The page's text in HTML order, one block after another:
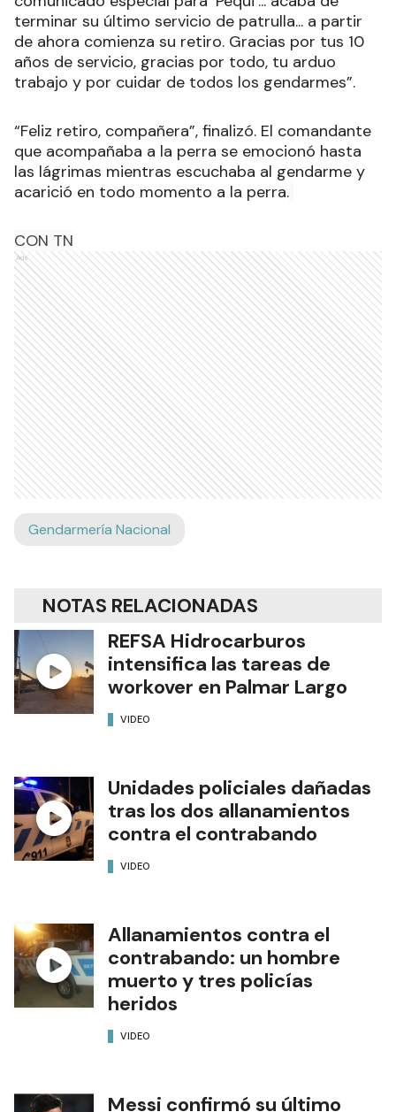
terminar su último servicio de patrulla... a partir
de ahora comienza su retiro. Gracias por tus 10
años de servicio, gracias por todo, tu arduo
trabajo y por cuidar de todos los gendarmes”.
“Feliz retiro, compañera”, finalizó. El comandante
que acompañaba a la perra se emocionó hasta
las lágrimas mientras escuchaba al gendarme y
acarició en todo momento a la perra.
CON TN
Ads
Gendarmería Nacional
NOTAS RELACIONADAS
REFSA Hidrocarburos
intensifica las tareas de
workover en Palmar Largo
VIDEO
Unidades policiales dañadas
tras los dos allanamientos
contra el contrabando
VIDEO
Allanamientos contra el
contrabando: un hombre
muerto y tres policías
heridos
VIDEO
Messi confirmó su último